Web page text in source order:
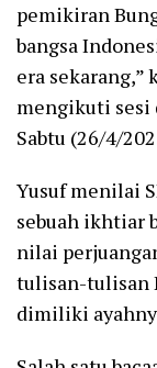
pemikiran
bangsa
era sekarang,”
mengikuti sesi
Sabtu (26/4/
Yusuf menilai
sebuah ikhtiar
nilai
tulisan-tulisan
dimiliki